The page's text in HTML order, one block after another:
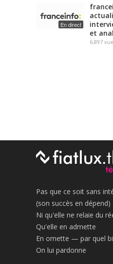
En direct
et
6,897
Pas que ce soit sans
(son succès en dépend)
Ni qu'elle ne relaie du
Qu'elle en admette
En omette — par quel
On lui pardonne